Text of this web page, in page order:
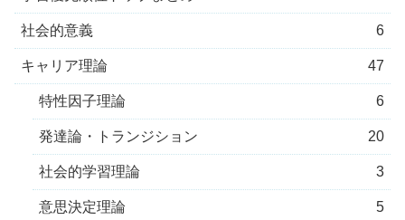
社会的意義 6
キャリア理論 47
特性因子理論 6
発達論・トランジション 20
社会的学習理論 3
意思決定理論 5